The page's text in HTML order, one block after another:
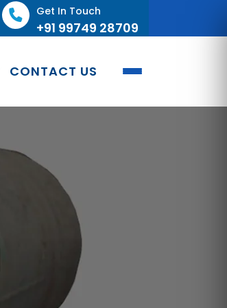
Get In Touch
+91 99749 28709
CONTACT US